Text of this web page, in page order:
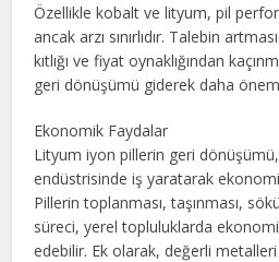
Özellikle kobalt ve lityum, pil
ancak arzı sınırlıdır. Talebin
kıtlığı ve fiyat oynaklığından
geri dönüşümü giderek daha
Ekonomik Faydalar
Lityum iyon pillerin geri
endüstrisinde iş yaratarak
Pillerin toplanması, taşınması,
süreci, yerel topluluklarda
edebilir. Ek olarak, değerli